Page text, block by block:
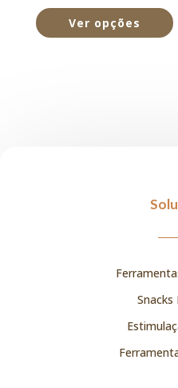
de 5
Ver opções
Snacks